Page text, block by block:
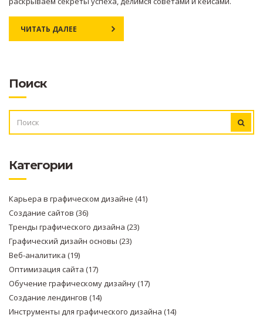
ЧИТАТЬ ДАЛЕЕ
Поиск
Категории
Карьера в графическом дизайне (41)
Создание сайтов (36)
Тренды графического дизайна (23)
Графический дизайн основы (23)
Веб-аналитика (19)
Оптимизация сайта (17)
Обучение графическому дизайну(17)
Создание лендингов (14)
Инструменты для графического дизайна (14)